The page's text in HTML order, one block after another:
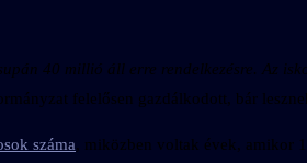
40 millió áll erre rendelkezésre. Az
felelősen gazdálkodott, bár
száma, miközben voltak évek, amikor